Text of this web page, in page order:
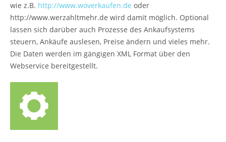
wie z.B. http://www.woverkaufen.de oder
http://www.werzahltmehr.de wird damit möglich. Optional
lassen sich darüber auch Prozesse des Ankaufsystems
steuern, Ankäufe auslesen, Preise ändern und vieles mehr.
Die Daten werden im gängigen XML Format über den
Webservice bereitgestellt.